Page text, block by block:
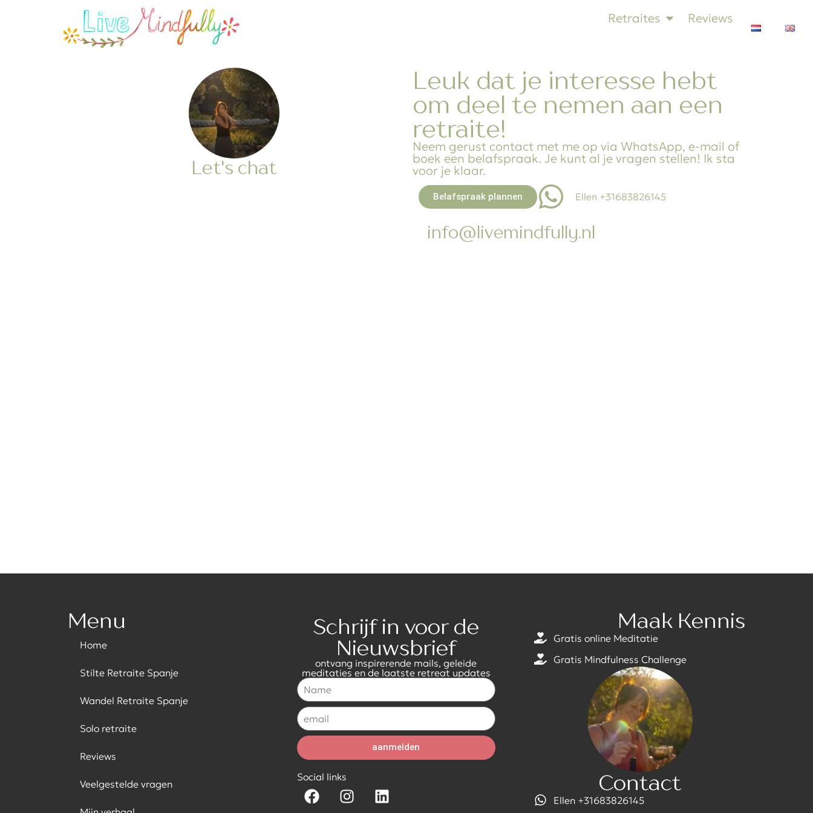
Retraites Reviews
Let's chat
Leuk dat je interesse hebt
om deel te nemen aan een
retraite!
Neem gerust contact met me op via WhatsApp, e-mail of
boek een belafspraak. Je kunt al je vragen stellen! Ik sta
voor je klaar.
Belafspraak plannen Ellen +31683826145
info@livemindfully.nl
Menu
Home
Stilte Retraite Spanje
Wandel Retraite Spanje
Solo retraite
Reviews
Veelgestelde vragen
Schrijf in voor de
Nieuwsbrief
ontvang inspirerende mails, geleide
meditaties en de laatste retreat updates
aanmelden
Social links
Maak Kennis
Gratis online Meditatie
Gratis Mindfulness Challenge
Contact
Ellen +31683826145